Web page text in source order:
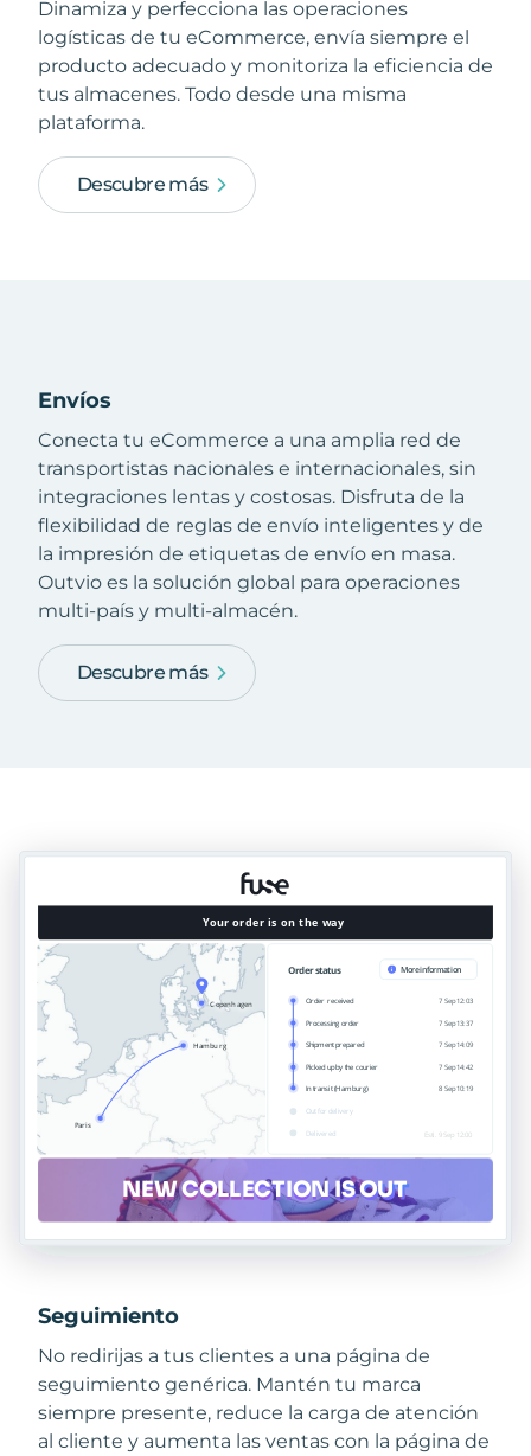
Dinamiza y perfecciona las operaciones
logísticas de tu eCommerce, envía siempre el
producto adecuado y monitoriza la eficiencia de
tus almacenes. Todo desde una misma
plataforma.
Descubre más
Envíos
Conecta tu eCommerce a una amplia red de
transportistas nacionales e internacionales, sin
integraciones lentas y costosas. Disfruta de la
flexibilidad de reglas de envío inteligentes y de
la impresión de etiquetas de envío en masa.
Outvio es la solución global para operaciones
multi-país y multi-almacén.
Descubre más
Seguimiento
No redirijas a tus clientes a una página de
seguimiento genérica. Mantén tu marca
siempre presente, reduce la carga de atención
al cliente y aumenta las ventas con la página de